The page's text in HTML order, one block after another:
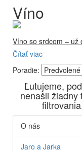
Víno
Víno so srdcom – už
Firma Ostrožovič je
slovenskom Tokaji.
Vyrábame kvalitné
priniesli na
odrôd Furmint,
technológiou.
technológiami,
Čítať viac
Poradie:
Ľutujeme,
nenašli žiadny
O nás
Jaro a Jarka